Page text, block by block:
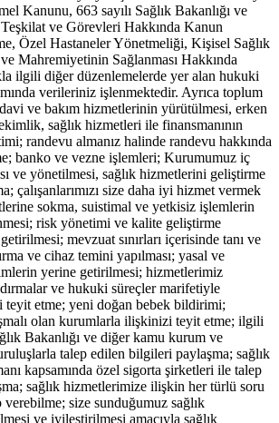
Kanunu, 663 sayılı Sağlık Bakanlığı ve
Teşkilat ve Görevleri Hakkında Kanun
Özel Hastaneler Yönetmeliği, Kişisel Sağlık
Mahremiyetinin Sağlanması Hakkında
ilgili diğer düzenlemelerde yer alan hukuki
verileriniz işlenmektedir. Ayrıca toplum
ve bakım hizmetlerinin yürütülmesi, erken
sağlık hizmetleri ile finansmanının
randevu almanız halinde randevu hakkında
banko ve vezne işlemleri; Kurumumuz iç
ve yönetilmesi, sağlık hizmetlerini geliştirme
çalışanlarımızı size daha iyi hizmet vermek
sokma, suistimal ve yetkisiz işlemlerin
risk yönetimi ve kalite geliştirme
mevzuat sınırları içerisinde tanı ve
ve cihaz temini yapılması; yasal ve
yerine getirilmesi; hizmetlerimiz
ve hukuki süreçler marifetiyle
etme; yeni doğan bebek bildirimi;
olan kurumlarla ilişkinizi teyit etme; ilgili
Bakanlığı ve diğer kamu kurum ve
talep edilen bilgileri paylaşma; sağlık
kapsamında özel sigorta şirketleri ile talep
sağlık hizmetlerimize ilişkin her türlü soru
size sunduğumuz sağlık
ve iyileştirilmesi amacıyla sağlık